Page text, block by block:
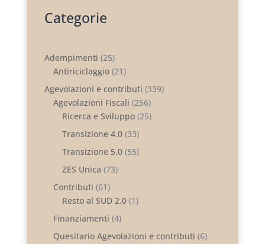
Categorie
Adempimenti (25)
Antiriciclaggio(21)
Agevolazioni e contributi (339)
Agevolazioni Fiscali (256)
Ricerca e Sviluppo(25)
Transizione 4.0(33)
Transizione 5.0(55)
ZES Unica (73)
Contributi (61)
Resto al SUD 2.0(1)
Finanziamenti (4)
Quesitario Agevolazioni e contributi (6)